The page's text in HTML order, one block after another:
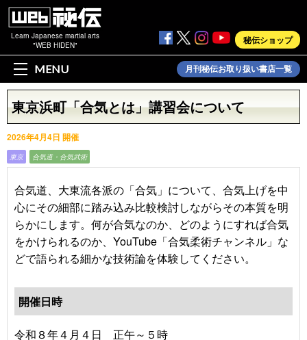
Learn Japanese martial arts
"WEB HIDEN"
秘伝ショップ
MENU 月刊秘伝お取り扱い書店一覧
東京浜町「合気とは」講習会について
2026年4月4日 開催
東京 合気道・合気武術
合気道、大東流各派の「合気」について、合気上げを中
心にその細部に踏み込み比較検討しながらその本質を明
らかにします。何が合気なのか、どのようにすれば合気
をかけられるのか、YouTube「合気柔術チャンネル」な
どで語られる細かな技術論を体験してください。
開催日時
令和８年４月４日 正午～５時